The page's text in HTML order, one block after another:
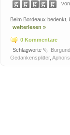
von
Beim Bordeaux bedenkt,
weiterlesen »
0 Kommentare
Schlagworte
Gedankensplitter,